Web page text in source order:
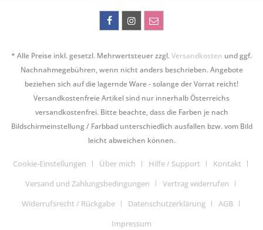
* Alle Preise inkl. gesetzl. Mehrwertsteuer zzgl.Versandkosten und ggf.
Nachnahmegebühren, wenn nicht anders beschrieben. Angebote
beziehen sich auf die lagernde Ware - solange der Vorrat reicht!
Versandkostenfreie Artikel sind nur innerhalb Österreichs
versandkostenfrei. Bitte beachte, dass die Farben je nach
Bildschirmeinstellung / Farbbad unterschiedlich ausfallen bzw. vom Bild
leicht abweichen können.
Cookie-Einstellungen Über mich Hilfe / Support
Kontakt
Versand und Zahlungsbedingungen
Vertrag widerrufen
Widerrufsrecht / Rückgabe
Datenschutzerklärung
AGB
Impressum